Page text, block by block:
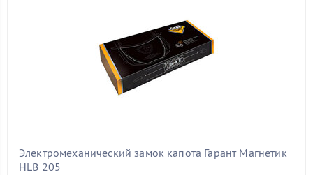
Электромеханический замок капота Гарант Магнетик
HLB 205